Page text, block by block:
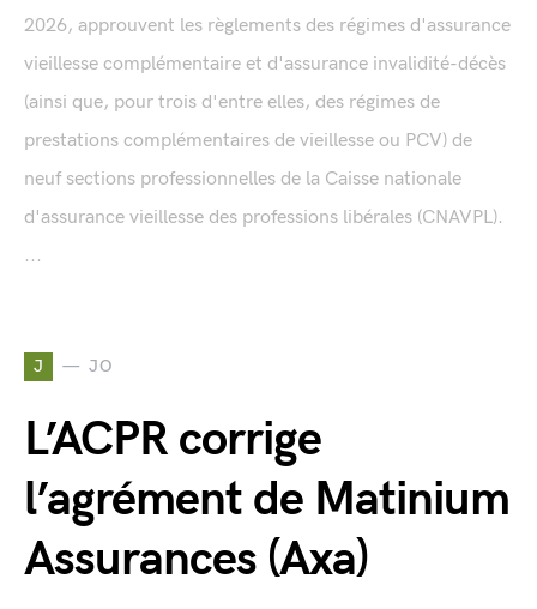
2026, approuvent les règlements des régimes d'assurance
vieillesse complémentaire et d'assurance invalidité-décès
(ainsi que, pour trois d'entre elles, des régimes de
prestations complémentaires de vieillesse ou PCV) de
neuf sections professionnelles de la Caisse nationale
d'assurance vieillesse des professions libérales (CNAVPL).
...
J JO
L’ACPR corrige
l’agrément de Matinium
Assurances (Axa)